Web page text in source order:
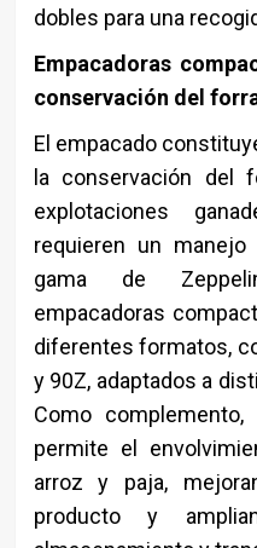
dobles para una
Empacadoras
conservación del
El empacado
la conservación del
explotaciones
requieren un
gama de
empacadoras
diferentes formatos,
y 90Z, adaptados a
Como
permite el
arroz y paja,
producto y